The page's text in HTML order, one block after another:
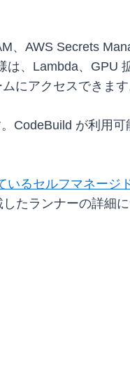
、AWS Secrets
は、Lambda、GPU
にアクセスできます
CodeBuild が利用可
いるセルフマネージ
たランナーの詳細に